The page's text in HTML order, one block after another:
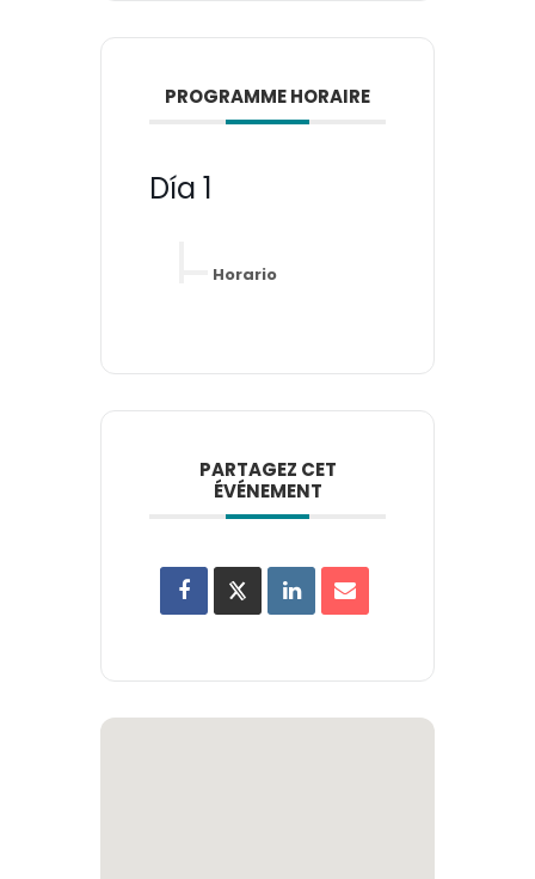
PROGRAMME HORAIRE
Día 1
Horario
PARTAGEZ CET
ÉVÉNEMENT